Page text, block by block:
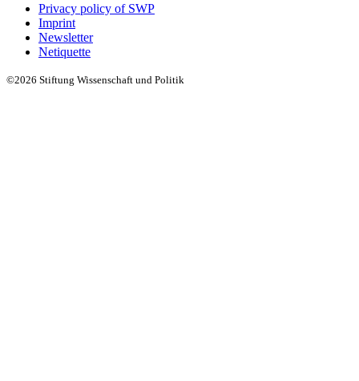
Privacy policy of SWP
Imprint
Newsletter
Netiquette
©2026 Stiftung Wissenschaft und Politik